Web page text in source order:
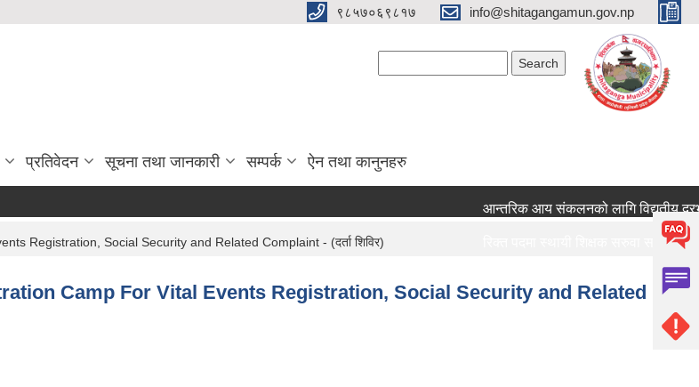
९८५७०६९८१७ info@shitagangamun.gov.np
प्रतिवेदन सूचना तथा जानकारी सम्पर्क ऐन तथा कानुनहरु
आन्तरिक आय संकलनको लागि विद्युतीय
रिक्त पदमा स्थायी शिक्षक सरुवा सम्बन्धमा
रिक्त पदमा स्थायी शिक्षक सरुवा सम्बन्धमा
Registration, Social Security and Related Complaint - (दर्ता शिविर)
Camp For Vital Events Registration, Social Security and Related